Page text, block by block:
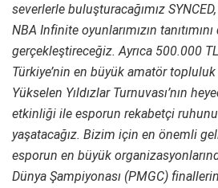
severlerle buluşturacağımız
NBA Infinite oyunlarımızın
gerçekleştireceğiz. Ayrıca 500.000
Türkiye’nin en büyük amatör
Yükselen Yıldızlar Turnuvası’nın
etkinliği ile esporun rekabetçi
yaşatacağız. Bizim için en önemli
esporun en büyük
Dünya Şampiyonası (PMGC)